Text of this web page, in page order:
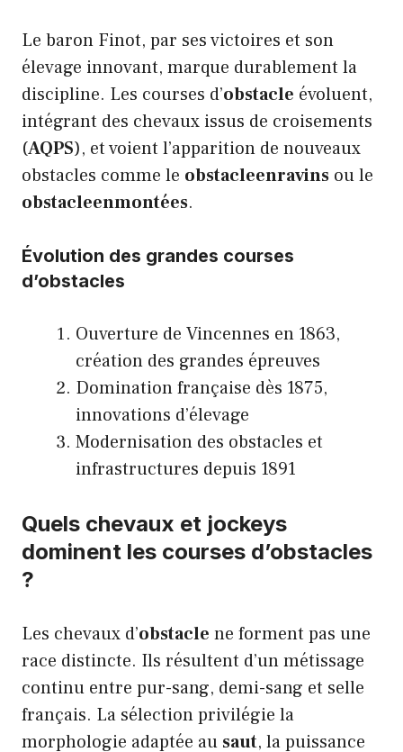
Le baron Finot, par ses victoires et son
élevage innovant, marque durablement la
discipline. Les courses d’obstacle évoluent,
intégrant des chevaux issus de croisements
(AQPS), et voient l’apparition de nouveaux
obstacles comme le obstacleenravins ou le
obstacleenmontées.
Évolution des grandes courses
d’obstacles
Ouverture de Vincennes en 1863,
création des grandes épreuves
Domination française dès 1875,
innovations d’élevage
Modernisation des obstacles et
infrastructures depuis 1891
Quels chevaux et jockeys
dominent les courses d’obstacles
?
Les chevaux d’obstacle ne forment pas une
race distincte. Ils résultent d’un métissage
continu entre pur-sang, demi-sang et selle
français. La sélection privilégie la
morphologie adaptée au saut, la puissance